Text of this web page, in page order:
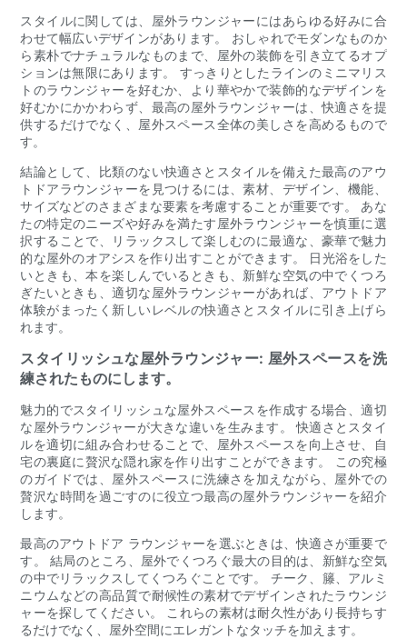
スタイルに関しては、屋外ラウンジャーにはあらゆる好みに合
わせて幅広いデザインがあります。 おしゃれでモダンなものか
ら素朴でナチュラルなものまで、屋外の装飾を引き立てるオプ
ションは無限にあります。 すっきりとしたラインのミニマリス
トのラウンジャーを好むか、より華やかで装飾的なデザインを
好むかにかかわらず、最高の屋外ラウンジャーは、快適さを提
供するだけでなく、屋外スペース全体の美しさを高めるもので
す。
結論として、比類のない快適さとスタイルを備えた最高のアウ
トドアラウンジャーを見つけるには、素材、デザイン、機能、
サイズなどのさまざまな要素を考慮することが重要です。 あな
たの特定のニーズや好みを満たす屋外ラウンジャーを慎重に選
択することで、リラックスして楽しむのに最適な、豪華で魅力
的な屋外のオアシスを作り出すことができます。 日光浴をした
いときも、本を楽しんでいるときも、新鮮な空気の中でくつろ
ぎたいときも、適切な屋外ラウンジャーがあれば、アウトドア
体験がまったく新しいレベルの快適さとスタイルに引き上げら
れます。
スタイリッシュな屋外ラウンジャー: 屋外スペースを洗
練されたものにします。
魅力的でスタイリッシュな屋外スペースを作成する場合、適切
な屋外ラウンジャーが大きな違いを生みます。 快適さとスタイ
ルを適切に組み合わせることで、屋外スペースを向上させ、自
宅の裏庭に贅沢な隠れ家を作り出すことができます。 この究極
のガイドでは、屋外スペースに洗練さを加えながら、屋外での
贅沢な時間を過ごすのに役立つ最高の屋外ラウンジャーを紹介
します。
最高のアウトドア ラウンジャーを選ぶときは、快適さが重要で
す。 結局のところ、屋外でくつろぐ最大の目的は、新鮮な空気
の中でリラックスしてくつろぐことです。 チーク、籐、アルミ
ニウムなどの高品質で耐候性の素材でデザインされたラウンジ
ャーを探してください。 これらの素材は耐久性があり長持ちす
るだけでなく、屋外空間にエレガントなタッチを加えます。